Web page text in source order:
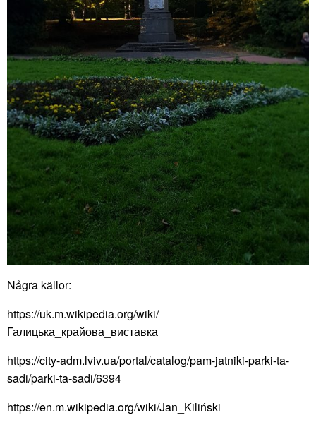
Några källor:
https://uk.m.wikipedia.org/wiki/
Галицька_крайова_виставка
https://city-adm.lviv.ua/portal/catalog/pam-jatniki-parki-ta-
sadi/parki-ta-sadi/6394
https://en.m.wikipedia.org/wiki/Jan_Kiliński